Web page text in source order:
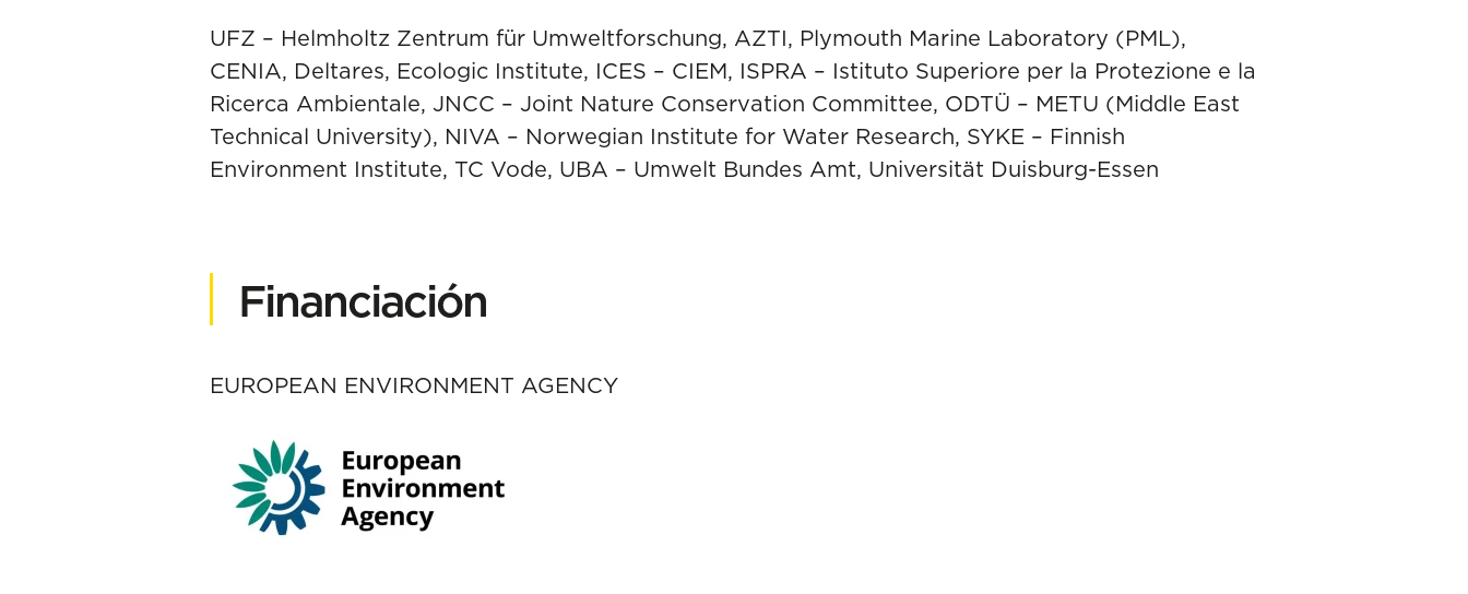
UFZ – Helmholtz Zentrum für Umweltforschung, AZTI, Plymouth Marine Laboratory (PML),
CENIA, Deltares, Ecologic Institute, ICES – CIEM, ISPRA – Istituto Superiore per la Protezione e la
Ricerca Ambientale, JNCC – Joint Nature Conservation Committee, ODTÜ – METU (Middle East
Technical University), NIVA – Norwegian Institute for Water Research, SYKE – Finnish
Environment Institute, TC Vode, UBA – Umwelt Bundes Amt, Universität Duisburg-Essen
Financiación
EUROPEAN ENVIRONMENT AGENCY